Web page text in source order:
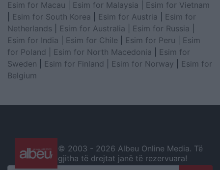
Esim for Macau
Esim for Malaysia
Esim for Vietnam
Esim for South Korea Esim for Austria
Esim for
Netherlands
Esim for Australia Esim for Russia
Esim for India
Esim for Chile Esim for Peru
Esim
for Poland
Esim for North Macedonia
Esim for
Sweden
Esim for Finland Esim for Norway
Esim for
Belgium
© 2003 - 2026 Albeu Online Media. Të
gjitha të drejtat janë të rezervuara!